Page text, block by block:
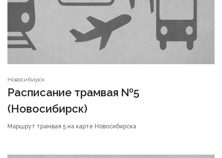
Новосибирск
Расписание трамвая №5
(Новосибирск)
Маршрут трамвая 5 на карте Новосибирска